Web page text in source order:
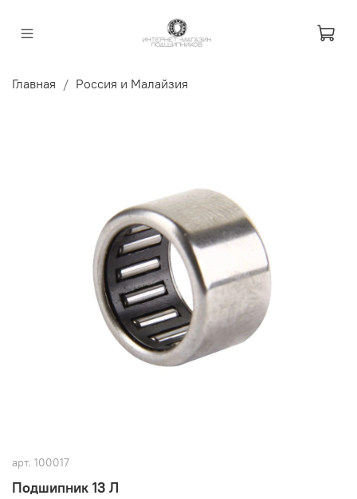
Главная Россия и Малайзия
арт. 100017
Подшипник 13 Л